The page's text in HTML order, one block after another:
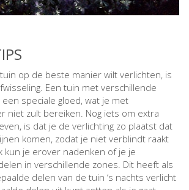
op de beste manier wilt verlichten, is
Een tuin met verschillende
speciale gloed, wat je met
niet zult bereiken. Nog iets om extra
is dat je de verlichting zo plaatst dat
komen, zodat je niet verblindt raakt
kun je erover nadenken of je je
in verschillende zones. Dit heeft als
delen van de tuin ‘s nachts verlicht